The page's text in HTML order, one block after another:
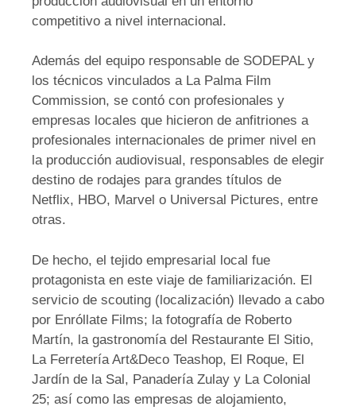
competitivo a nivel internacional.
Además del equipo responsable de SODEPAL y
los técnicos vinculados a La Palma Film
Commission, se contó con profesionales y
empresas locales que hicieron de anfitriones a
profesionales internacionales de primer nivel en
la producción audiovisual, responsables de elegir
destino de rodajes para grandes títulos de
Netflix, HBO, Marvel o Universal Pictures, entre
otras.
De hecho, el tejido empresarial local fue
protagonista en este viaje de familiarización. El
servicio de scouting (localización) llevado a cabo
por Enróllate Films; la fotografía de Roberto
Martín, la gastronomía del Restaurante El Sitio,
La Ferretería Art&Deco Teashop, El Roque, El
Jardín de la Sal, Panadería Zulay y La Colonial
25; así como las empresas de alojamiento,